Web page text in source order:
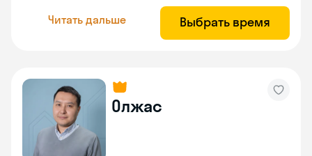
Читать дальше Выбрать время
Олжас